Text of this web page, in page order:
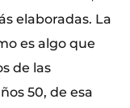
elaboradas. La
es algo que
de las
50, de esa